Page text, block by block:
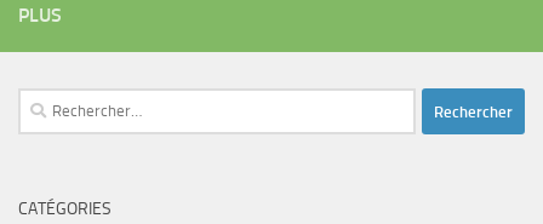
PLUS
Rechercher :
CATÉGORIES